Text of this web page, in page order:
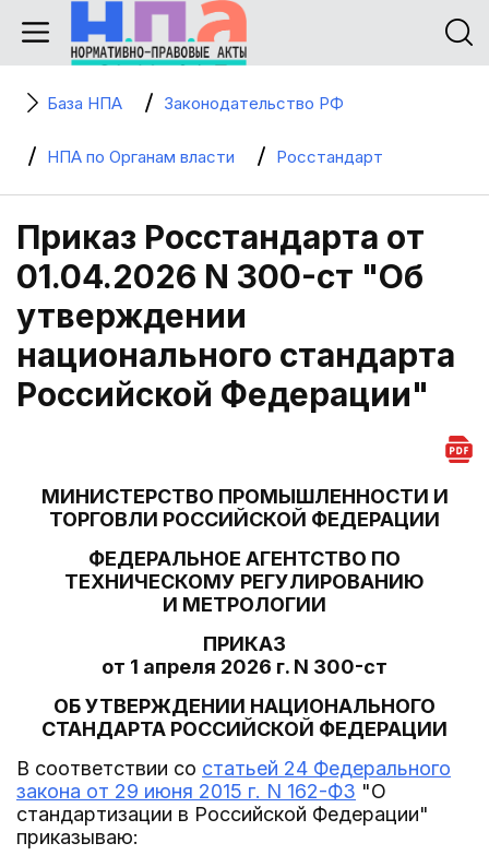
База НПА Законодательство РФ
НПА по Органам власти Росстандарт
Приказ Росстандарта от
01.04.2026 N 300-ст "Об
утверждении
национального стандарта
Российской Федерации"
МИНИСТЕРСТВО ПРОМЫШЛЕННОСТИ И
ТОРГОВЛИ РОССИЙСКОЙ ФЕДЕРАЦИИ
ФЕДЕРАЛЬНОЕ АГЕНТСТВО ПО
ТЕХНИЧЕСКОМУ РЕГУЛИРОВАНИЮ
И МЕТРОЛОГИИ
ПРИКАЗ
от 1 апреля 2026 г. N 300-ст
ОБ УТВЕРЖДЕНИИ НАЦИОНАЛЬНОГО
СТАНДАРТА РОССИЙСКОЙ ФЕДЕРАЦИИ
В соответствии со статьей 24 Федерального
закона от 29 июня 2015 г. N 162-ФЗ "О
стандартизации в Российской Федерации"
приказываю: